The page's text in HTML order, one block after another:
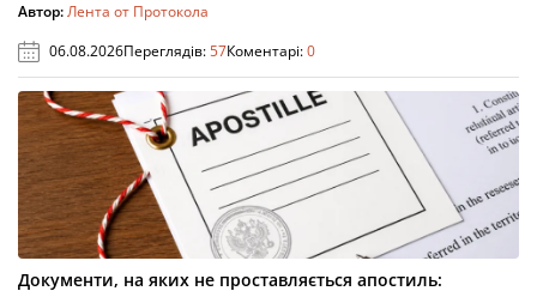
Автор:Лента от Протокола
06.08.2026Переглядів:57Коментарі:0
Документи, на яких не проставляється апостиль: